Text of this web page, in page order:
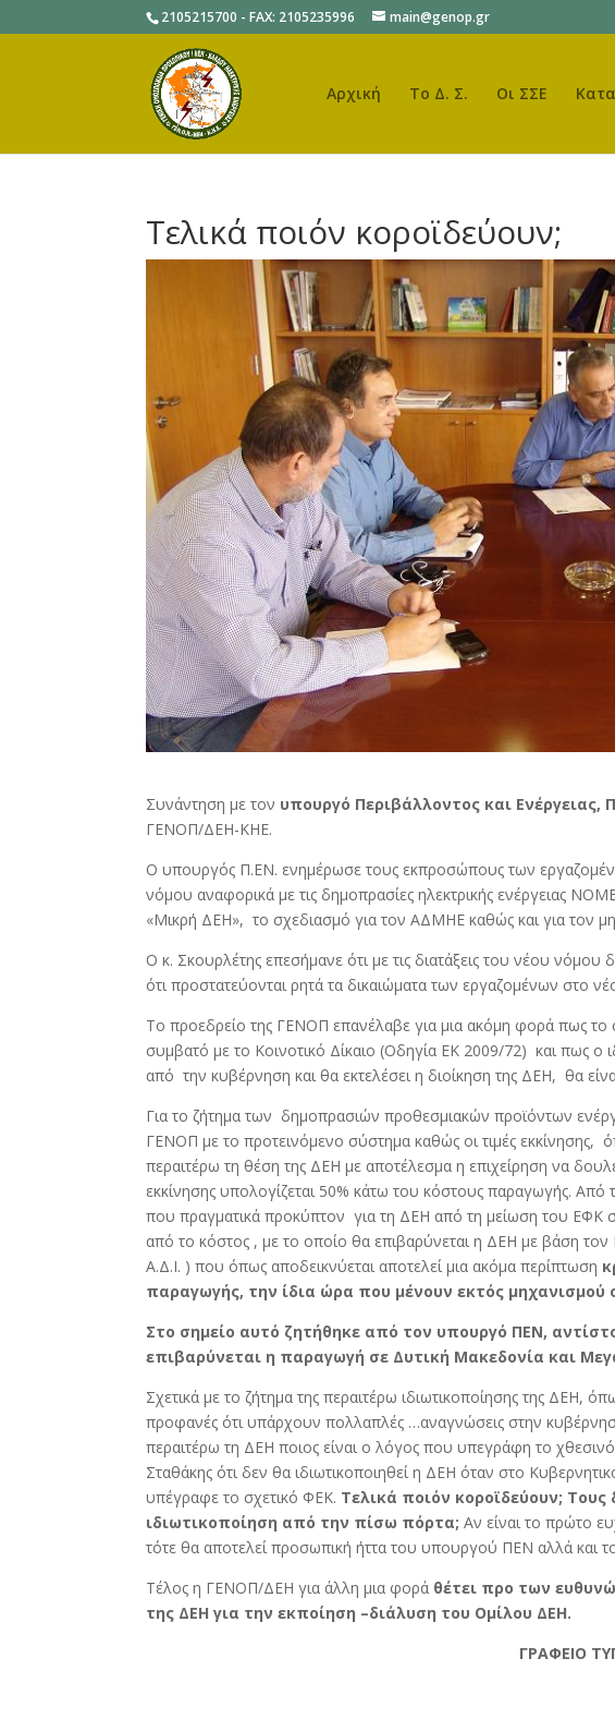
2105215700 - FAX: 2105235996 main@genop.gr
Αρχική Το Δ. Σ. Οι ΣΣΕ
Τελικά ποιόν κοροϊδεύουν;
Συνάντηση με τον υπουργό Περιβάλλοντος και Ενέργειας,
ΓΕΝΟΠ/ΔΕΗ-ΚΗΕ.
Ο υπουργός Π.ΕΝ. ενημέρωσε τους εκπροσώπους των
νόμου αναφορικά με τις δημοπρασίες ηλεκτρικής ενέργειας
«Μικρή ΔΕΗ», το σχεδιασμό για τον ΑΔΜΗΕ καθώς και για τον
Ο κ. Σκουρλέτης επεσήμανε ότι με τις διατάξεις του νέου
ότι προστατεύονται ρητά τα δικαιώματα των εργαζομένων στο
Το προεδρείο της ΓΕΝΟΠ επανέλαβε για μια ακόμη φορά πως
συμβατό με το Κοινοτικό Δίκαιο (Οδηγία ΕΚ 2009/72) και πως ο
από την κυβέρνηση και θα εκτελέσει η διοίκηση της ΔΕΗ, θα
Για το ζήτημα των δημοπρασιών προθεσμιακών προϊόντων
ΓΕΝΟΠ με το προτεινόμενο σύστημα καθώς οι τιμές
περαιτέρω τη θέση της ΔΕΗ με αποτέλεσμα η επιχείρηση να
εκκίνησης υπολογίζεται 50% κάτω του κόστους παραγωγής.
που πραγματικά προκύπτον για τη ΔΕΗ από τη μείωση του ΕΦΚ
από το κόστος , με το οποίο θα επιβαρύνεται η ΔΕΗ με βάση
Α.Δ.Ι. ) που όπως αποδεικνύεται αποτελεί μια ακόμα περίπτωση
παραγωγής, την ίδια ώρα που μένουν εκτός μηχανισμού
Στο σημείο αυτό ζητήθηκε από τον υπουργό ΠΕΝ,
επιβαρύνεται η παραγωγή σε Δυτική Μακεδονία και
Σχετικά με το ζήτημα της περαιτέρω ιδιωτικοποίησης της ΔΕΗ,
προφανές ότι υπάρχουν πολλαπλές …αναγνώσεις στην
περαιτέρω τη ΔΕΗ ποιος είναι ο λόγος που υπεγράφη το
Σταθάκης ότι δεν θα ιδιωτικοποιηθεί η ΔΕΗ όταν στο
υπέγραφε το σχετικό ΦΕΚ. Τελικά ποιόν κοροϊδεύουν; Τους
ιδιωτικοποίηση από την πίσω πόρτα; Αν είναι το πρώτο
τότε θα αποτελεί προσωπική ήττα του υπουργού ΠΕΝ αλλά και
Τέλος η ΓΕΝΟΠ/ΔΕΗ για άλλη μια φορά θέτει προ των
της ΔΕΗ για την εκποίηση –διάλυση του Ομίλου ΔΕΗ.
ΓΡΑΦΕΙΟ